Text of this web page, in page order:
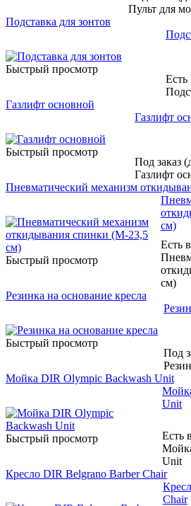
Пульт для
Подставка для зонтов
Быстрый просмотр
Есть
Газлифт основной
Быстрый просмотр
Газлифт
Под заказ
Газлифт
Пневматический механизм
Быстрый просмотр
см)
Есть
см)
Резинка на основание кресла
Быстрый просмотр
Под
Мойка DIR Olympic Backwash Unit
Быстрый просмотр
Unit
Есть
Unit
Кресло DIR Belgrano Barber Chair
Chair